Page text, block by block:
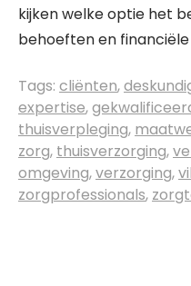
kijken welke optie het
behoeften en
Tags: cliënten,
expertise,
thuisverpleging,
zorg, thuisverzorging,
omgeving,verzorging,
zorgprofessionals,